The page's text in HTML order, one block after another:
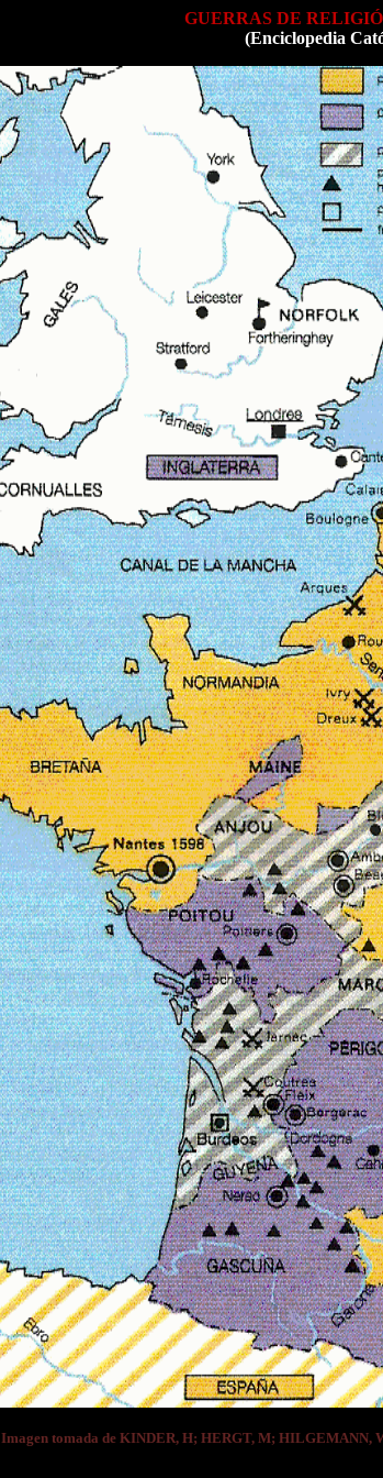
GUERRAS DE
(Enciclopedia
Imagen tomada de KINDER, H; HERGT, M; HILGEMANN,